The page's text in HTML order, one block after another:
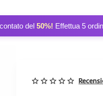
del 50%! Effettua 5